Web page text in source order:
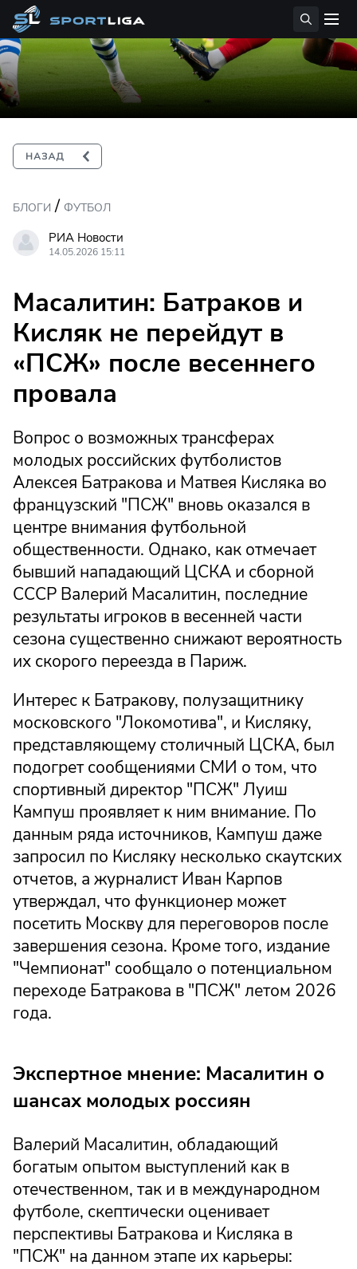
БЛОГИ / ФУТБОЛ
РИА Новости
14.05.2026 15:11
Масалитин: Батраков и
Кисляк не перейдут в
«ПСЖ» после весеннего
провала
Вопрос о возможных трансферах
молодых российских футболистов
Алексея Батракова и Матвея Кисляка во
французский "ПСЖ" вновь оказался в
центре внимания футбольной
общественности. Однако, как отмечает
бывший нападающий ЦСКА и сборной
СССР Валерий Масалитин, последние
результаты игроков в весенней части
сезона существенно снижают вероятность
их скорого переезда в Париж.
Интерес к Батракову, полузащитнику
московского "Локомотива", и Кисляку,
представляющему столичный ЦСКА, был
подогрет сообщениями СМИ о том, что
спортивный директор "ПСЖ" Луиш
Кампуш проявляет к ним внимание. По
данным ряда источников, Кампуш даже
запросил по Кисляку несколько скаутских
отчетов, а журналист Иван Карпов
утверждал, что функционер может
посетить Москву для переговоров после
завершения сезона. Кроме того, издание
"Чемпионат" сообщало о потенциальном
переходе Батракова в "ПСЖ" летом 2026
года.
Экспертное мнение: Масалитин о
шансах молодых россиян
Валерий Масалитин, обладающий
богатым опытом выступлений как в
отечественном, так и в международном
футболе, скептически оценивает
перспективы Батракова и Кисляка в
"ПСЖ" на данном этапе их карьеры: